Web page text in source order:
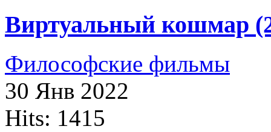
Виртуальный кошмар
Философские фильмы
30 Янв 2022
Hits: 1415